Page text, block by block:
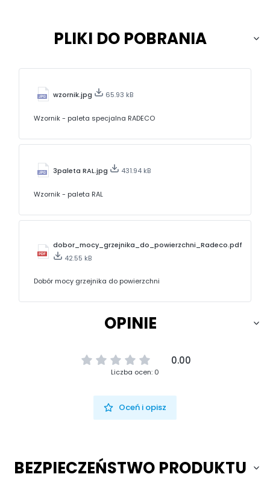
PLIKI DO POBRANIA
wzornik.jpg 65.93 kB
Wzornik - paleta specjalna RADECO
3paleta RAL.jpg 431.94 kB
Wzornik - paleta RAL
dobor_mocy_grzejnika_do_powierzchni_Radeco.pdf
42.55 kB
Dobór mocy grzejnika do powierzchni
OPINIE
0.00
Liczba ocen: 0
Oceń i opisz
BEZPIECZEŃSTWO PRODUKTU